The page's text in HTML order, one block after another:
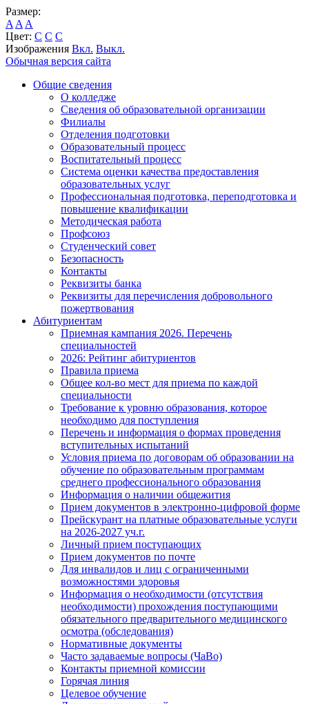
Размер:
A A A
Цвет: C C C
Изображения Вкл. Выкл.
Обычная версия сайта
Общие сведения
О колледже
Сведения об образовательной организации
Филиалы
Отделения подготовки
Образовательный процесс
Воспитательный процесс
Система оценки качества предоставления
образовательных услуг
Профессиональная подготовка, переподготовка и
повышение квалификации
Методическая работа
Профсоюз
Студенческий совет
Безопасность
Контакты
Реквизиты банка
Реквизиты для перечисления добровольного
пожертвования
Абитуриентам
Приемная кампания 2026. Перечень
специальностей
2026: Рейтинг абитуриентов
Правила приема
Общее кол-во мест для приема по каждой
специальности
Требование к уровню образования, которое
необходимо для поступления
Перечень и информация о формах проведения
вступительных испытаний
Условия приема по договорам об образовании на
обучение по образовательным программам
среднего профессионального образования
Информация о наличии общежития
Прием документов в электронно-цифровой форме
Прейскурант на платные образовательные услуги
на 2026-2027 уч.г.
Личный прием поступающих
Прием документов по почте
Для инвалидов и лиц с ограниченными
возможностями здоровья
Информация о необходимости (отсутствия
необходимости) прохождения поступающими
обязательного предварительного медицинского
осмотра (обследования)
Нормативные документы
Часто задаваемые вопросы (ЧаВо)
Контакты приемной комиссии
Горячая линия
Целевое обучение